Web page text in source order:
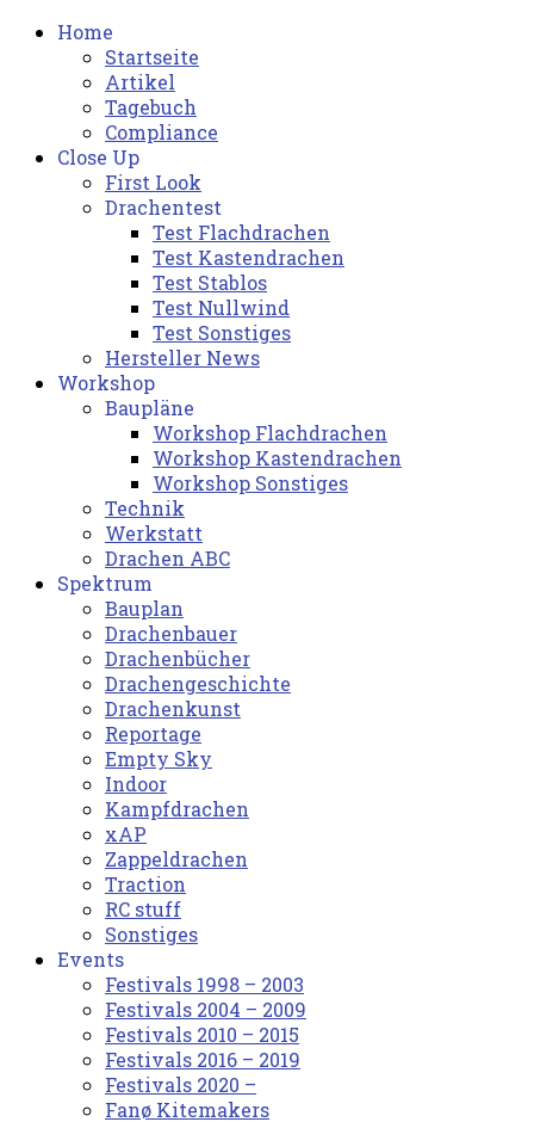
Home
Startseite
Artikel
Tagebuch
Compliance
Close Up
First Look
Drachentest
Test Flachdrachen
Test Kastendrachen
Test Stablos
Test Nullwind
Test Sonstiges
Hersteller News
Workshop
Baupläne
Workshop Flachdrachen
Workshop Kastendrachen
Workshop Sonstiges
Technik
Werkstatt
Drachen ABC
Spektrum
Bauplan
Drachenbauer
Drachenbücher
Drachengeschichte
Drachenkunst
Reportage
Empty Sky
Indoor
Kampfdrachen
xAP
Zappeldrachen
Traction
RC stuff
Sonstiges
Events
Festivals 1998 – 2003
Festivals 2004 – 2009
Festivals 2010 – 2015
Festivals 2016 – 2019
Festivals 2020 –
Fanø Kitemakers